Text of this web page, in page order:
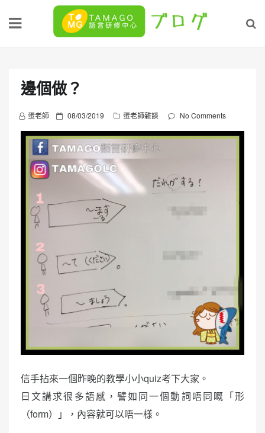
邊個做？
蛋老師
P
o
s
t
e
o
08/03/2019 蛋老師雜談 No Comments
信手拈來一個昨晚的教學小小quiz考下大家。
日文講求很多語感，譬如同一個動詞唔同嘅「形
（form）」，內容就可以唔一樣。